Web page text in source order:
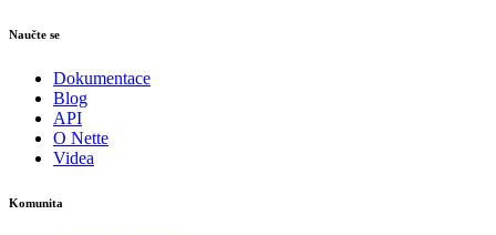
Naučte se
Dokumentace
Blog
API
O Nette
Videa
Komunita